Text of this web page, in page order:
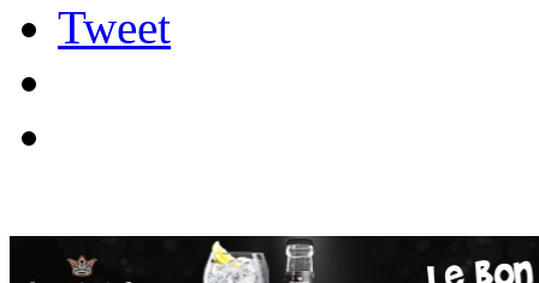
Tweet